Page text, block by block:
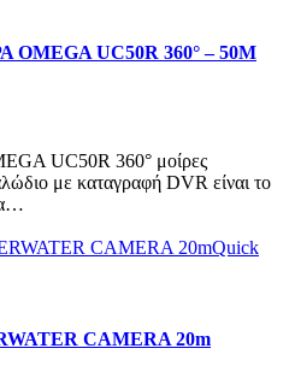
UC50R 360° – 50M
€.
UC50R 360° μοίρες
με καταγραφή DVR είναι το
Quick
CAMERA 20m